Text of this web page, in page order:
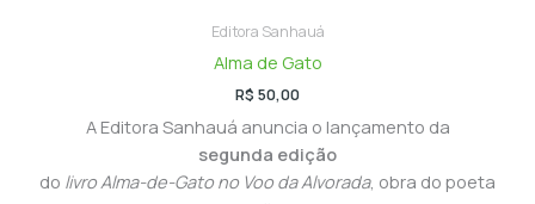
Editora Sanhauá
Alma de Gato
R$ 50,00
A Editora Sanhauá anuncia o lançamento da
segunda edição
do livro Alma-de-Gato no Voo da Alvorada, obra do poeta